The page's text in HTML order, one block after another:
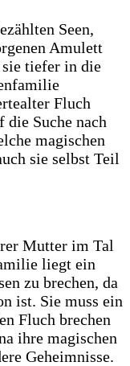
Seen,
Amulett
sie tiefer in die
Fluch
Suche nach
magischen
sie selbst Teil
Mutter im Tal
liegt ein
zu brechen, da
ist. Sie muss ein
Fluch brechen
ihre magischen
Geheimnisse.